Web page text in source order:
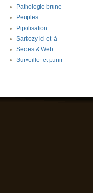
Pathologie brune
Peuples
Pipolisation
Sarkozy ici et là
Sectes & Web
Surveiller et punir